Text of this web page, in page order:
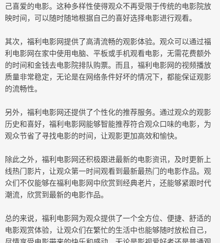
己喜爱的电影。这种多样性使得观众不再受限于传统的电影院放
映时间，可以随时随地根据自己的喜好选择电影进行观看。
其次，福利电影网提供了高清流畅的观影体验。观众可以通过福
利电影网在家中使用电脑、平板或手机观看电影，无需花费额外
的时间和金钱去电影院排队购票。而且，福利电影网的视频播放
质量非常稳定，无论是在网络条件好坏的情况下，都能保证观影
的流畅性。
另外，福利电影网还提供了个性化的推荐服务。通过观众的观影
历史和喜好，福利电影网能够智能推荐符合观众口味的电影，为
观众节省了寻找电影的时间，让观影更加高效和愉快。
除此之外，福利电影网还积极跟进最新的电影资讯，及时更新上
线热门影片，让观众第一时间观看到最新最热门的电影作品。观
众们不仅能够在福利电影网中欣赏到经典老片，还能够紧跟时代
潮流，欣赏到最新的电影作品。
总的来说，福利电影网为观众提供了一个全方位、便捷、舒适的
电影观赏体验，让观众们在繁忙的生活中也能够随时放松自己，